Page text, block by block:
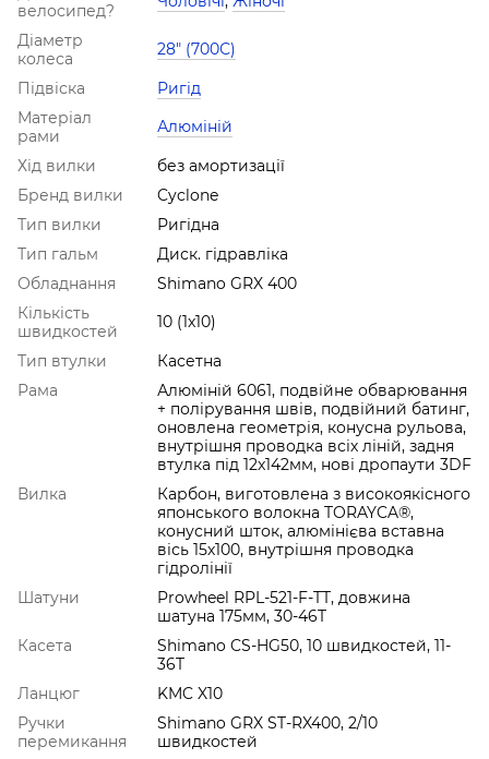
велосипед?
Діаметр
колеса
28" (700С)
Підвіска
Ригід
Матеріал
рами
Алюміній
Хід вилки
без амортизації
Бренд вилки
Cyclone
Тип вилки
Ригідна
Тип гальм
Диск. гідравліка
Обладнання
Shimano GRX 400
Кількість
швидкостей
10 (1x10)
Тип втулки
Касетна
Рама
Алюміній 6061, подвійне обварювання
+ полірування швів, подвійний батинг,
оновлена геометрія, конусна рульова,
внутрішня проводка всіх ліній, задня
втулка під 12x142мм, нові дропаути 3DF
Вилка
Карбон, виготовлена з високоякісного
японського волокна TORAYCA®,
конусний шток, алюмінієва вставна
вісь 15х100, внутрішня проводка
гідролінії
Шатуни
Prowheel RPL-521-F-TT, довжина
шатуна 175мм, 30-46T
Касета
Shimano CS-HG50, 10 швидкостей, 11-
36T
Ланцюг
KMC X10
Ручки
перемикання
Shimano GRX ST-RX400, 2/10
швидкостей